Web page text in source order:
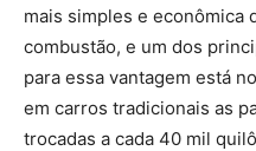
mais simples e econômica
combustão, e um dos
para essa vantagem está
em carros tradicionais as
trocadas a cada 40 mil